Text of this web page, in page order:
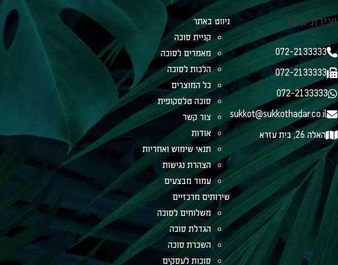
יצירת קשר
072-2133333
072-2133333
072-2133333
sukkot@sukkothadar.co.il
האלה 26, בית עזרא
ניווט באתר
קניית סוכה
מאמרים לסוכה
הלכות לסוכה
כל המוצרים
סוכה טלסקופית
צור קשר
אודות
תנאי שימוש ואחריות
הצהרת נגישות
עמוד מבצעים
שירותים מרכזיים
משלוחים לסוכה
הגדלת סוכה
השכרת סוכה
סוכות לעסקים